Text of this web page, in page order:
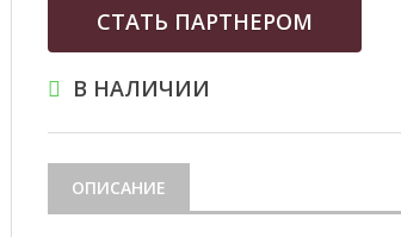
СТАТЬ ПАРТНЕРОМ
В НАЛИЧИИ
ОПИСАНИЕ